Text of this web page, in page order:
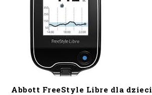
Abbott FreeStyle Libre dla dzieci